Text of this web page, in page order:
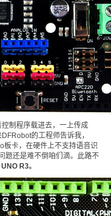
制程序载进去，一上传成
的工程师告诉我，
板卡，在硬件上不支持语音识
题还是难不倒咱们滴。此路不
R3。